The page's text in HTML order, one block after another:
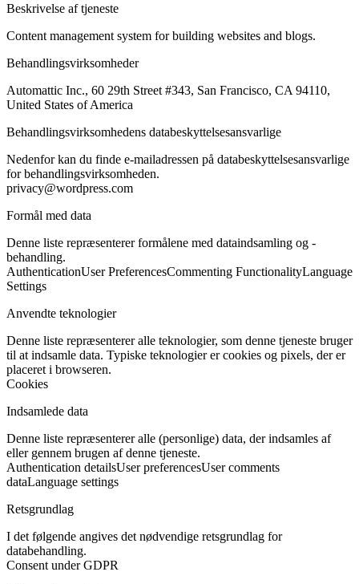
Beskrivelse af tjeneste
Content management system for building websites and blogs.
Behandlingsvirksomheder
Automattic Inc., 60 29th Street #343, San Francisco, CA 94110,
United States of America
Behandlingsvirksomhedens databeskyttelsesansvarlige
Nedenfor kan du finde e-mailadressen på databeskyttelsesansvarlige
for behandlingsvirksomheden.
privacy@wordpress.com
Formål med data
Denne liste repræsenterer formålene med dataindsamling og -
behandling.
AuthenticationUser PreferencesCommenting FunctionalityLanguage
Settings
Anvendte teknologier
Denne liste repræsenterer alle teknologier, som denne tjeneste bruger
til at indsamle data. Typiske teknologier er cookies og pixels, der er
placeret i browseren.
Cookies
Indsamlede data
Denne liste repræsenterer alle (personlige) data, der indsamles af
eller gennem brugen af denne tjeneste.
Authentication detailsUser preferencesUser comments
dataLanguage settings
Retsgrundlag
I det følgende angives det nødvendige retsgrundlag for
databehandling.
Consent under GDPR